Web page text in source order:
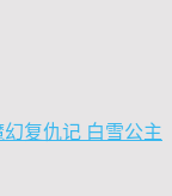
白雪公主